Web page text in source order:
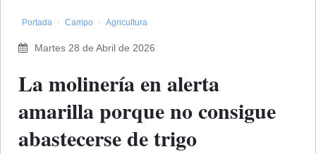
Portada Campo Agricultura
Martes 28 de Abril de 2026
La molinería en alerta
amarilla porque no consigue
abastecerse de trigo